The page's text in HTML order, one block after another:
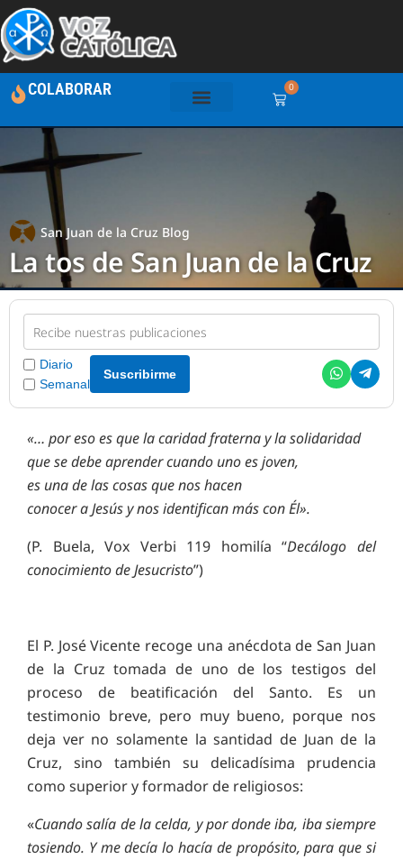
COLABORAR 0
San Juan de la Cruz Blog
La tos de San Juan de la Cruz
Diario
Semanal
Suscribirme
«… por eso es que la caridad fraterna y la solidaridad
que se debe aprender cuando uno es joven,
es una de las cosas que nos hacen
conocer a Jesús y nos identifican más con Él».
(P. Buela, Vox Verbi 119 homilía “Decálogo del
conocimiento de Jesucristo”)
El P. José Vicente recoge una anécdota de San Juan
de la Cruz tomada de uno de los testigos del
proceso de beatificación del Santo. Es un
testimonio breve, pero muy bueno, porque nos
deja ver no solamente la santidad de Juan de la
Cruz, sino también su delicadísima prudencia
como superior y formador de religiosos:
«Cuando salía de la celda, y por donde iba, iba siempre
tosiendo. Y me decía lo hacía de propósito, para que si